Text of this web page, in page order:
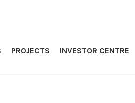
PROJECTS INVESTOR CENTRE